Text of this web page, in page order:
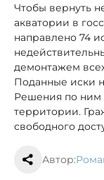
Чтобы вернуть
акватории в
направлено 74
демонтажем
Поданные иски
Решения по ним
территории.
свободного
Автор: